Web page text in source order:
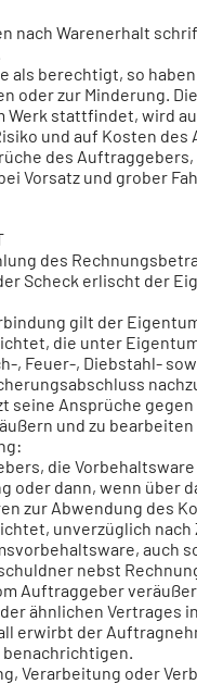
nach Warenerhalt
als berechtigt, so
oder zur Minderung.
Werk stattfindet, wird
und auf Kosten des
des
Vorsatz und grober
des
Scheck erlischt der
gilt der
die unter
, Feuer-, Diebstahl-
Ansprüche
und zu
die
oder dann, wenn über
zur Abwendung des
unverzüglich
nebst
Auftraggeber
ähnlichen Vertrages
erwirbt der
Verarbeitung oder